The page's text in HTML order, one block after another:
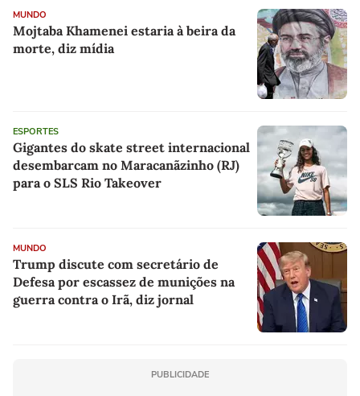
MUNDO
Mojtaba Khamenei estaria à beira da
morte, diz mídia
ESPORTES
Gigantes do skate street internacional
desembarcam no Maracanãzinho (RJ)
para o SLS Rio Takeover
MUNDO
Trump discute com secretário de
Defesa por escassez de munições na
guerra contra o Irã, diz jornal
PUBLICIDADE